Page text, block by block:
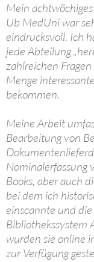
Mein
Ub MedUni war
eindrucksvoll. Ich
jede Abteilung
zahlreichen
Menge
bekommen.
Meine Arbeit
Bearbeitung von
Nominalerfassung
Books, aber auch
bei dem ich
einscannte und
Bibliothekssystem
wurden sie online
zur Verfügung